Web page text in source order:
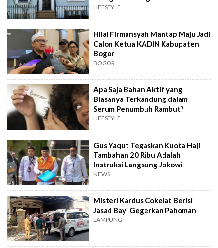
LIFESTYLE
Hilal Firmansyah Mantap Maju Jadi
Calon Ketua KADIN Kabupaten
Bogor
BOGOR
Apa Saja Bahan Aktif yang
Biasanya Terkandung dalam
Serum Penumbuh Rambut?
LIFESTYLE
Gus Yaqut Tegaskan Kuota Haji
Tambahan 20 Ribu Adalah
Instruksi Langsung Jokowi
NEWS
Misteri Kardus Cokelat Berisi
Jasad Bayi Gegerkan Pahoman
LAMPUNG